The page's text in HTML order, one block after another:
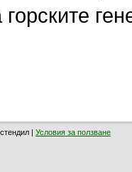
| Условия за ползване